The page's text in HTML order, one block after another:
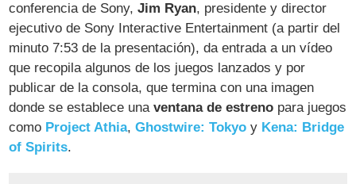
conferencia de Sony,Jim Ryan, presidente y director
ejecutivo de Sony Interactive Entertainment (a partir del
minuto 7:53 de la presentación), da entrada a un vídeo
que recopila algunos de los juegos lanzados y por
publicar de la consola, que termina con una imagen
donde se establece unaventana de estreno para juegos
como Project Athia,Ghostwire: Tokyo y Kena: Bridge
of Spirits.